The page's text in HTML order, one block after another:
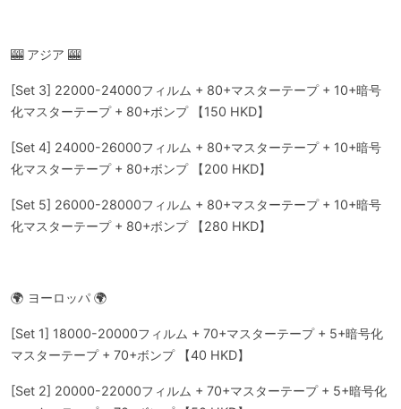
🎰 アジア 🎰
[Set 3] 22000-24000フィルム + 80+マスターテープ + 10+暗号
化マスターテープ + 80+ボンプ 【150 HKD】
[Set 4] 24000-26000フィルム + 80+マスターテープ + 10+暗号
化マスターテープ + 80+ボンプ 【200 HKD】
[Set 5] 26000-28000フィルム + 80+マスターテープ + 10+暗号
化マスターテープ + 80+ボンプ 【280 HKD】
🌍 ヨーロッパ 🌍
[Set 1] 18000-20000フィルム + 70+マスターテープ + 5+暗号化
マスターテープ + 70+ボンプ 【40 HKD】
[Set 2] 20000-22000フィルム + 70+マスターテープ + 5+暗号化